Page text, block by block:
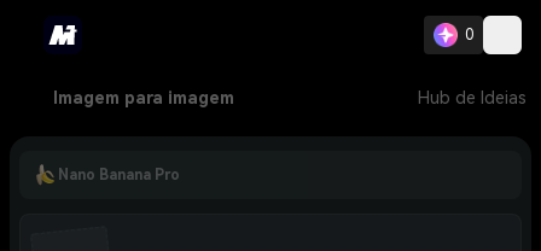
0
Imagem para imagem Hub de Ideias
Nano Banana Pro